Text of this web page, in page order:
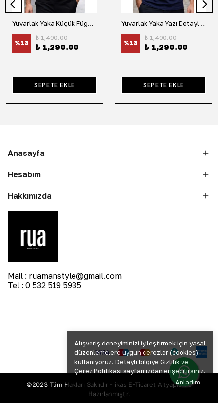
Alışveriş deneyiminizi iyileştirmek için yasal
düzenlemelere uygun çerezler (cookies)
kullanıyoruz. Detaylı bilgiye Gizlilik ve
Çerez Politikası sayfamızdan erişebilirsiniz.
Anladım
Yuvarlak Yaka Küçük Fügür Detaylı Tişört-Siyah
%13
₺ 1,490.00
₺ 1,290.00
SEPETE EKLE
Yuvarlak Yaka Yazı Detaylı Tişört-Lacivert
%13
₺ 1,490.00
₺ 1,290.00
SEPETE EKLE
Anasayfa
Hesabım
Hakkımızda
Mail : ruamanstyle@gmail.com
Tel : 0 532 519 5935
©2023 Tüm Hakları Saklıdır - ikas E-Ticaret Altyapısı ile
Hazırlanmıştır.